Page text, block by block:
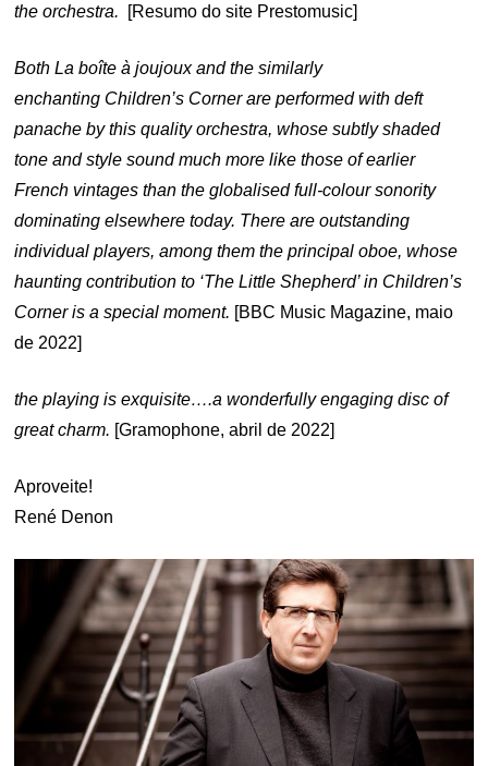
the orchestra. [Resumo do site Prestomusic]
Both La boîte à joujoux and the similarly
enchanting Children’s Corner are performed with deft
panache by this quality orchestra, whose subtly shaded
tone and style sound much more like those of earlier
French vintages than the globalised full-colour sonority
dominating elsewhere today. There are outstanding
individual players, among them the principal oboe, whose
haunting contribution to ‘The Little Shepherd’ in Children’s
Corner is a special moment. [BBC Music Magazine, maio
de 2022]
the playing is exquisite….a wonderfully engaging disc of
great charm. [Gramophone, abril de 2022]
Aproveite!
René Denon